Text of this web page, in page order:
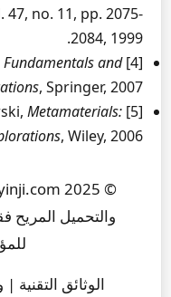
47, no. 11, pp. 2075-
2084, 1999.
[4] S. A. Maier,
and
, Springer, 2007.
[5] N. Engheta and R. W. Ziolkowski,
Metamaterials:
, Wiley, 2006.
والتحميل المريح
الوثائق